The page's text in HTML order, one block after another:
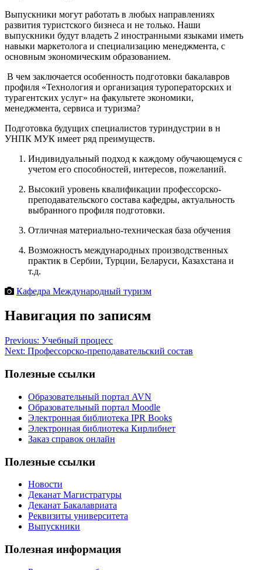
Выпускники могут работать в любых направлениях
развития туристского бизнеса и не только. Наши
выпускники будут владеть 2 иностранными языками иметь
навыки маркетолога и специализацию менеджмента, с
основным экономическим образованием.
В чем заключается особенность подготовки бакалавров
профиля «Технология и организация туроператорских и
турагентских услуг» на факультете экономики,
менеджмента, сервиса и туризма?
Подготовка будущих специалистов туриндустрии в н
УНПК МУК имеет ряд преимуществ.
Индивидуальный подход к каждому обучающемуся с
учетом его способностей, интересов, пожеланий.
Высокий уровень квалификации профессорско-
преподавательского состава кафедры, актуальность
выбранного профиля подготовки.
Отличная материально-техническая база обучения
Возможность международных производственных
практик в Сербии, Турции, Беларуси, Казахстана и
т.д.
Кафедра Международный туризм
Навигация по записям
Previous: Учебный процесс
Next: Профессорско-преподавательский состав
Полезные ссылки
Образовательный портал AVN
Образовательный портал Moodle
Электронная библиотека IPR Books
Электронная библиотека Кирлибнет
Заказ справок онлайн
Полезные ссылки
Новости
Деканат Магистратуры
Деканат Бакалавриата
Реквизиты университета
Выпускники
Полезная информация